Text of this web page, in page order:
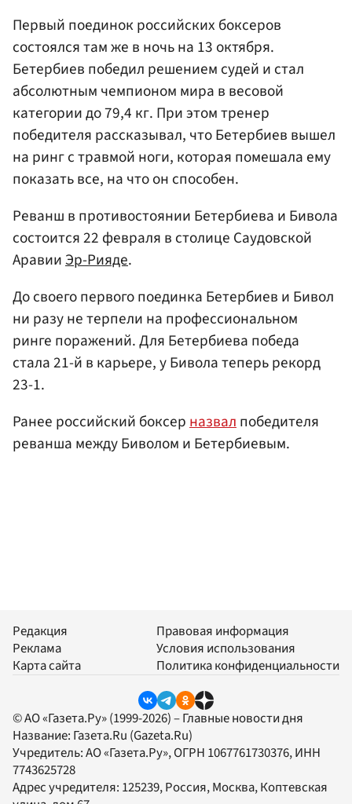
Первый поединок российских боксеров
состоялся там же в ночь на 13 октября.
Бетербиев победил решением судей и стал
абсолютным чемпионом мира в весовой
категории до 79,4 кг. При этом тренер
победителя рассказывал, что Бетербиев вышел
на ринг с травмой ноги, которая помешала ему
показать все, на что он способен.
Реванш в противостоянии Бетербиева и Бивола
состоится 22 февраля в столице Саудовской
АравииЭр-Рияде.
До своего первого поединка Бетербиев и Бивол
ни разу не терпели на профессиональном
ринге поражений. Для Бетербиева победа
стала 21-й в карьере, у Бивола теперь рекорд
23-1.
Ранее российский боксерназвалпобедителя
реванша между Биволом и Бетербиевым.
Редакция
Реклама
Карта сайта
Правовая информация
Условия использования
Политика конфиденциальности
© АО «Газета.Ру» (1999-2026) – Главные новости дня
Название: Газета.Ru (Gazeta.Ru)
Учредитель:АО «Газета.Ру», ОГРН 1067761730376, ИНН
7743625728
Адрес учредителя: 125239, Россия, Москва, Коптевская